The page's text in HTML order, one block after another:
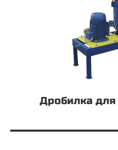
Дробилка для